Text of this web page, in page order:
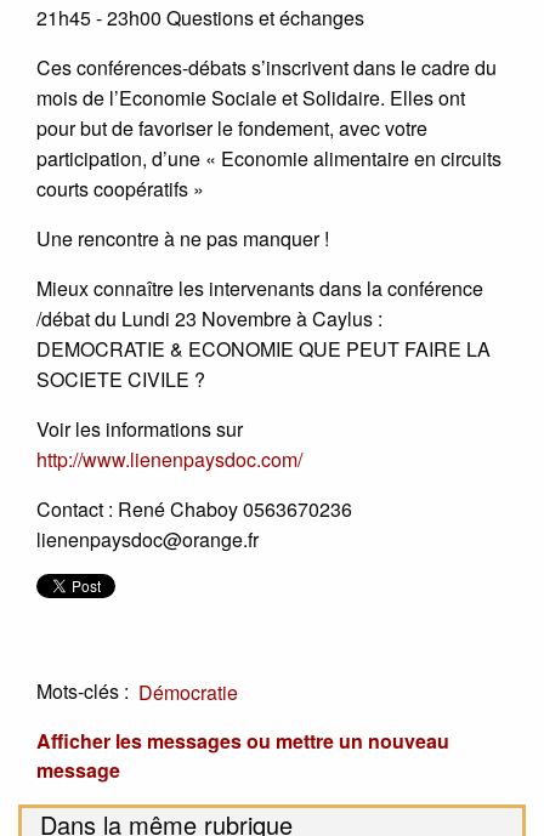
21h45 - 23h00 Questions et échanges
Ces conférences-débats s’inscrivent dans le cadre du
mois de l’Economie Sociale et Solidaire. Elles ont
pour but de favoriser le fondement, avec votre
participation, d’une « Economie alimentaire en circuits
courts coopératifs »
Une rencontre à ne pas manquer !
Mieux connaître les intervenants dans la conférence
/débat du Lundi 23 Novembre à Caylus :
DEMOCRATIE & ECONOMIE QUE PEUT FAIRE LA
SOCIETE CIVILE ?
Voir les informations sur
http://www.lienenpaysdoc.com/
Contact : René Chaboy 0563670236
lienenpaysdoc@orange.fr
Mots-clés : Démocratie
Afficher les messages ou mettre un nouveau
message
Dans la même rubrique